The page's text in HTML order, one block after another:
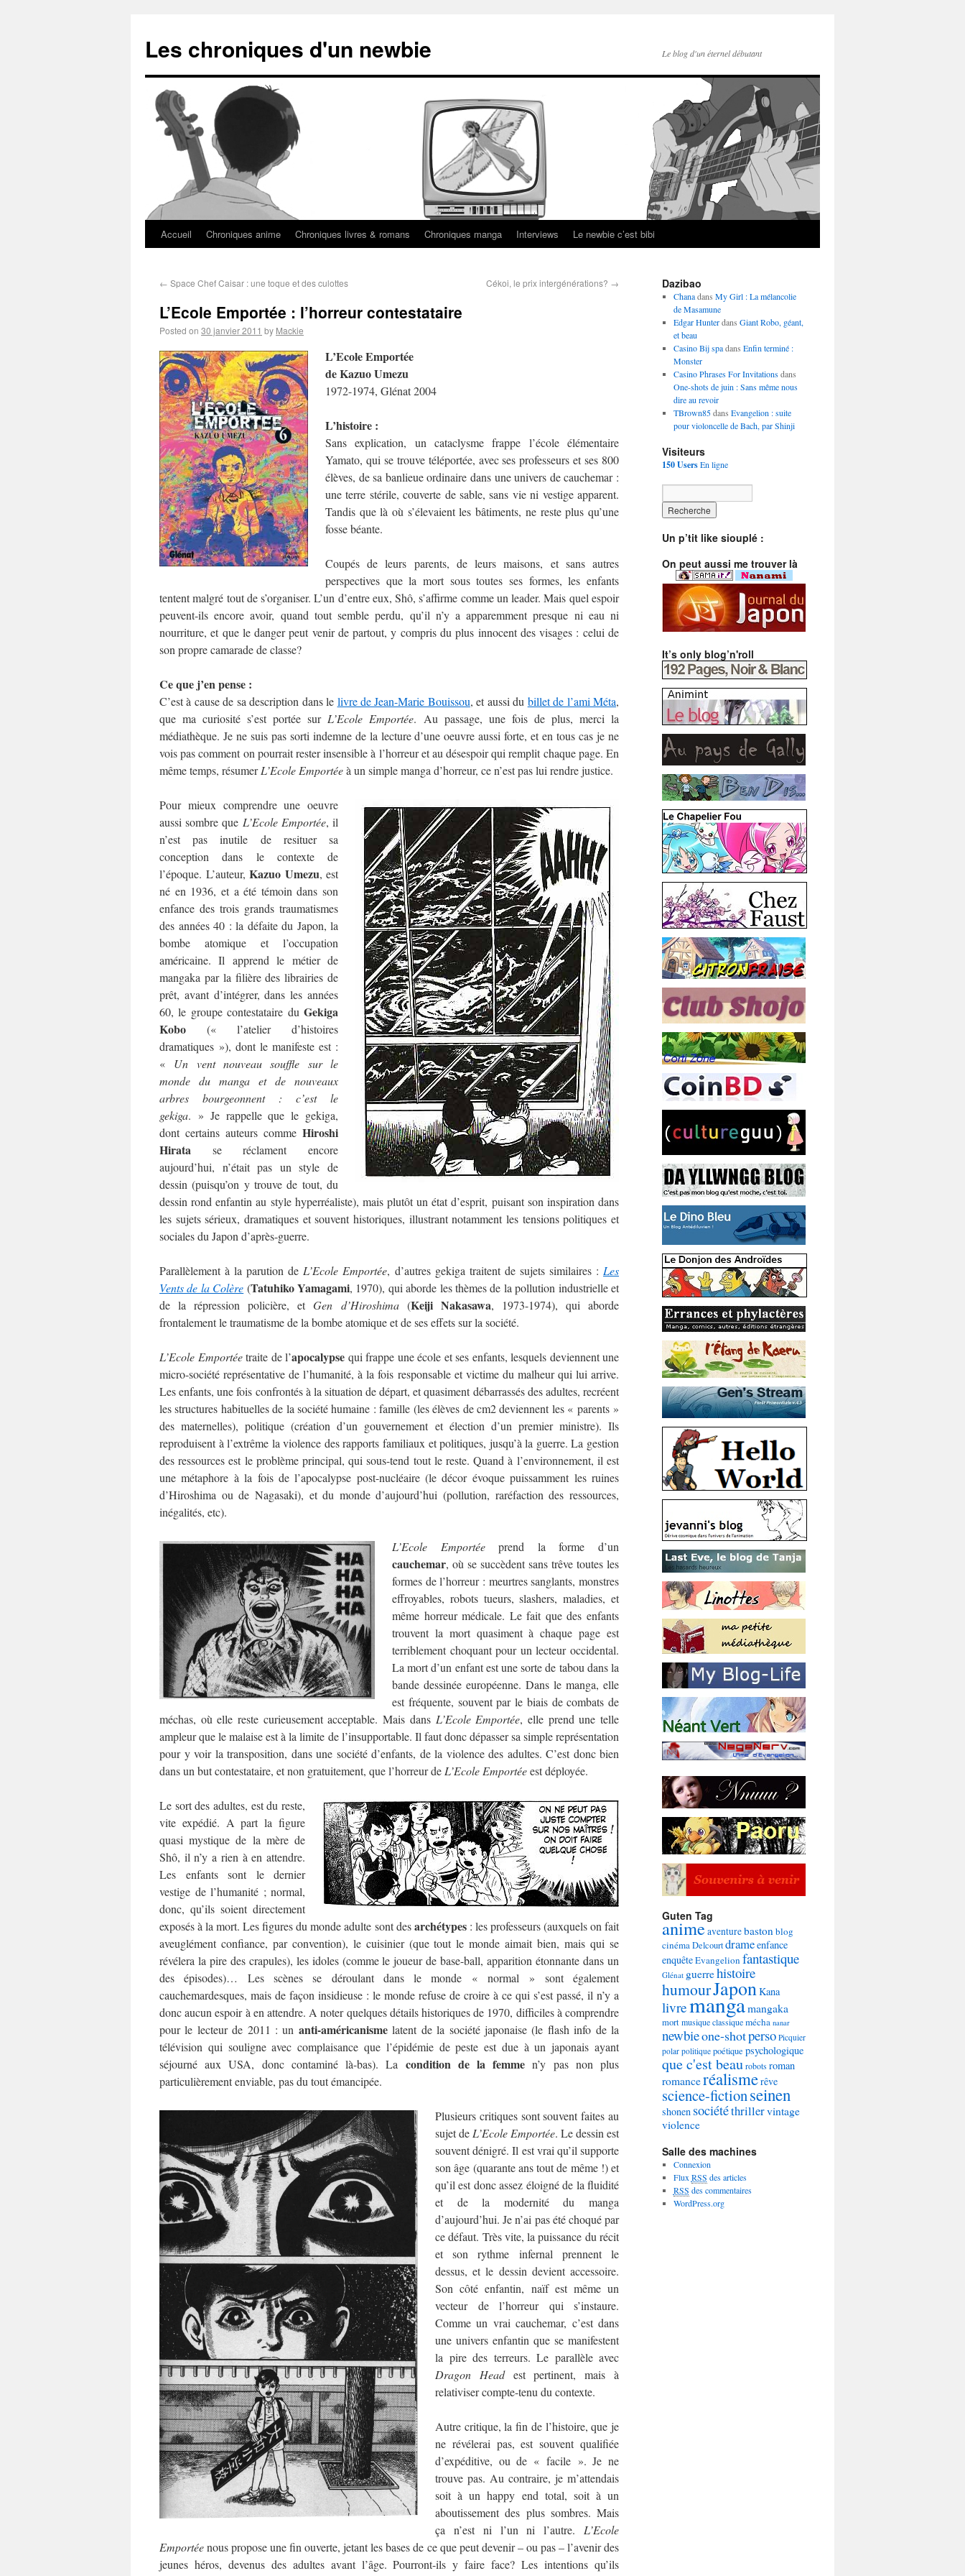
Les chroniques d'un newbie Le blog d'un éternel débutant
Accueil Chroniques anime Chroniques livres & romans Chroniques manga Interviews Le newbie c’est bibi
← Space Chef Caisar : une toque et des culottes Cékoi, le prix intergénérations? →
L’Ecole Emportée : l’horreur contestataire
Posted on 30 janvier 2011 by Mackie
L’Ecole Emportée
de Kazuo Umezu
1972-1974, Glénat 2004
L’histoire :
Sans explication, un cataclysme frappe l’école élémentaire
Yamato, qui se trouve téléportée, avec ses professeurs et ses 800
élèves, de sa banlieue ordinaire dans une univers de cauchemar :
une terre stérile, couverte de sable, sans vie ni vestige apparent.
Tandis que là où s’élevaient les bâtiments, ne reste plus qu’une
fosse béante.
Coupés de leurs parents, de leurs maisons, et sans autres
perspectives que la mort sous toutes ses formes, les enfants
tentent malgré tout de s’organiser. L’un d’entre eux, Shô, s’affirme comme un leader. Mais quel espoir
peuvent-ils encore avoir, quand tout semble perdu, qu’il n’y a apparemment presque ni eau ni
nourriture, et que le danger peut venir de partout, y compris du plus innocent des visages : celui de
son propre camarade de classe?
Ce que j’en pense :
C’est à cause de sa description dans le livre de Jean-Marie Bouissou, et aussi du billet de l’ami Méta,
que ma curiosité s’est portée sur L’Ecole Emportée. Au passage, une fois de plus, merci la
médiathèque. Je ne suis pas sorti indemne de la lecture d’une oeuvre aussi forte, et en tous cas je ne
vois pas comment on pourrait rester insensible à l’horreur et au désespoir qui remplit chaque page. En
même temps, résumerL’Ecole Emportéeà un simple manga d’horreur, ce n’est pas lui rendre justice.
Pour mieux comprendre une oeuvre
aussi sombre que L’Ecole Emportée, il
n’est pas inutile de resituer sa
conception dans le contexte de
l’époque. L’auteur, Kazuo Umezu, est
né en 1936, et a été témoin dans son
enfance des trois grands traumatismes
des années 40 : la défaite du Japon, la
bombe atomique et l’occupation
américaine. Il apprend le métier de
mangaka par la filière des librairies de
prêt, avant d’intégrer, dans les années
60, le groupe contestataire du Gekiga
Kobo (« l’atelier d’histoires
dramatiques »), dont le manifeste est :
« Un vent nouveau souffle sur le
monde du manga et de nouveaux
arbres bourgeonnent : c’est le
gekiga. » Je rappelle que le gekiga,
dont certains auteurs comme Hiroshi
Hirata se réclament encore
aujourd’hui, n’était pas un style de
dessin (puisqu’on y trouve de tout, du
dessin rond enfantin au style hyperréaliste), mais plutôt un état d’esprit, puisant son inspiration dans
les sujets sérieux, dramatiques et souvent historiques, illustrant notamment les tensions politiques et
sociales du Japon d’après-guerre.
Parallèlement à la parution de L’Ecole Emportée, d’autres gekiga traitent de sujets similaires : Les
Vents de la Colère (Tatuhiko Yamagami, 1970), qui aborde les thèmes de la pollution industrielle et
de la répression policière, etGen d’Hiroshima(Keiji Nakasawa, 1973-1974), qui aborde
frontalement le traumatisme de la bombe atomique et de ses effets sur la société.
L’Ecole Emportéetraite de l’apocalypse qui frappe une école et ses enfants, lesquels deviennent une
micro-société représentative de l’humanité, à la fois responsable et victime du malheur qui lui arrive.
Les enfants, une fois confrontés à la situation de départ, et quasiment débarrassés des adultes, recréent
les structures habituelles de la société humaine : famille (les élèves de cm2 deviennent les « parents »
des maternelles), politique (création d’un gouvernement et élection d’un premier ministre). Ils
reproduisent à l’extrême la violence des rapports familiaux et politiques, jusqu’à la guerre. La gestion
des ressources est le problème principal, qui sous-tend tout le reste. Quand à l’environnement, il est
une métaphore à la fois de l’apocalypse post-nucléaire (le décor évoque puissamment les ruines
d’Hiroshima ou de Nagasaki), et du monde d’aujourd’hui (pollution, raréfaction des ressources,
inégalités, etc).
L’Ecole Emportéeprend la forme d’un
cauchemar, où se succèdent sans trêve toutes les
formes de l’horreur : meurtres sanglants, monstres
effroyables, robots tueurs, slashers, maladies, et
même horreur médicale. Le fait que des enfants
trouvent la mort quasiment à chaque page est
terriblement choquant pour un lecteur occidental.
La mort d’un enfant est une sorte de tabou dans la
bande dessinée européenne. Dans le manga, elle
est fréquente, souvent par le biais de combats de
méchas, où elle reste curieusement acceptable. Mais dans L’Ecole Emportée, elle prend une telle
ampleur que le malaise est à la limite de l’insupportable. Il faut donc dépasser sa simple représentation
pour y voir la transposition, dans une société d’enfants, de la violence des adultes. C’est donc bien
dans un but contestataire, et non gratuitement, que l’horreur de L’Ecole Emportéeest déployée.
Le sort des adultes, est du reste,
vite expédié. A part la figure
quasi mystique de la mère de
Shô, il n’y a rien à en attendre.
Les enfants sont le dernier
vestige de l’humanité ; normal,
donc, qu’ils soient directement
exposés à la mort. Les figures du monde adulte sont desarchétypes: les professeurs (auxquels on fait
aveuglément confiance, par convention), le cuisinier (que tout le monde aimait bien, mais qui se
révélera la pire des crapules), les idoles (comme le joueur de base-ball, apparition étonnante dans un
des épisodes)… Les scènes se déroulant dans le monde « normal » sont également
cauchemardesques, mais de façon insidieuse : le monde refuse de croire à ce qui s’est passé, il n’y a
donc aucun espoir à en attendre. A noter quelques détails historiques de 1970, difficiles à comprendre
pour le lecteur de 2011 : un anti-américanismelatent de la société japonaise (le flash info de la
télévision qui souligne avec complaisance que l’épidémie de peste est due à un japonais ayant
séjourné aux USA, donc contaminé là-bas). La condition de la femme n’y pas non plus
particulièrement enviable, pas du tout émancipée.
Plusieurs critiques sont souvent faites au
sujet de L’Ecole Emportée. Le dessin est
souvent dénigré. Il est vrai qu’il supporte
son âge (quarante ans tout de même !) et
qu’il est donc assez éloigné de la fluidité
et de la modernité du manga
d’aujourd’hui. Je n’ai pas été choqué par
ce défaut. Très vite, la puissance du récit
et son rythme infernal prennent le
dessus, et le dessin devient accessoire.
Son côté enfantin, naïf est même un
vecteur de l’horreur qui s’instaure.
Comme un vrai cauchemar, c’est dans
une univers enfantin que se manifestent
la pire des terreurs. Le parallèle avec
Dragon Headest pertinent, mais à
relativiser compte-tenu du contexte.
Autre critique, la fin de l’histoire, que je
ne révélerai pas, est souvent qualifiée
d’expéditive, ou de « facile ». Je ne
trouve pas. Au contraire, je m’attendais
soit à un happy end total, soit à un
aboutissement des plus sombres. Mais
ça n’est ni l’un ni l’autre. L’Ecole
Emportéenous propose une fin ouverte, jetant les bases de ce que peut devenir – ou pas – l’avenir des
jeunes héros, devenus des adultes avant l’âge. Pourront-ils y faire face? Les intentions qu’ils
Dazibao
Chanadans My Girl : La mélancolie
de Masamune
Edgar Hunterdans Giant Robo, géant,
et beau
Casino Bij spadans Enfin terminé :
Monster
Casino Phrases For Invitationsdans
One-shots de juin : Sans même nous
dire au revoir
TBrown85dans Evangelion : suite
pour violoncelle de Bach, par Shinji
Visiteurs
150 UsersEn ligne
Un p’tit like siouplé :
On peut aussi me trouver là
It’s only blog’n'roll
Guten Tag
animeaventurebaston blog
cinémaDelcourtdrameenfance
enquêteEvangelion fantastique
Glénat guerrehistoire
humourJapon Kana
livremangamangaka
mortmusique classiquemécha nanar
newbieone-shotperso Picquier
polar politique poétique psychologique
que c'est beaurobotsroman
romanceréalismerêve
science-fictionseinen
shonen sociététhrillervintage
violence
Salle des machines
Connexion
Flux RSS des articles
RSS des commentaires
WordPress.org